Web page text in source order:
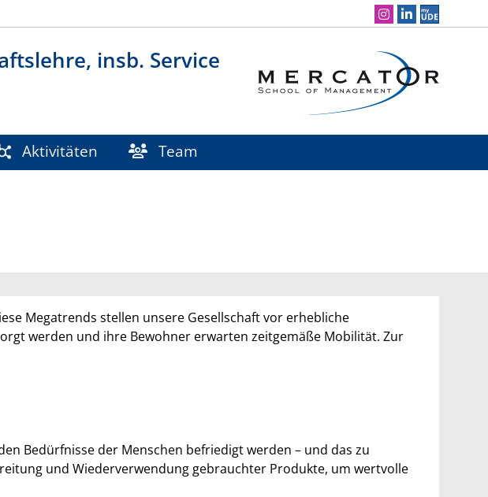
insb. Service
Social Media Navigation
Aktivitäten Team
Megatrends stellen unsere Gesellschaft vor erhebliche
werden und ihre Bewohner erwarten zeitgemäße Mobilität. Zur
Bedürfnisse der Menschen befriedigt werden – und das zu
und Wiederverwendung gebrauchter Produkte, um wertvolle